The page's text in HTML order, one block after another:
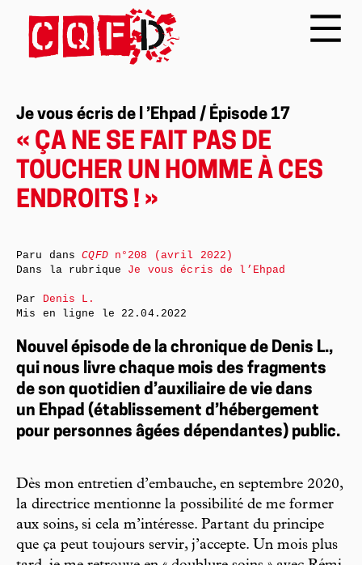
Je vous écris de l ’Ehpad / Épisode 17
« ÇA NE SE FAIT PAS DE
TOUCHER UN HOMME À CES
ENDROITS ! »
Nouvel épisode de la chronique de Denis L.,
qui nous livre chaque mois des fragments
de son quotidien d’auxiliaire de vie dans
un Ehpad (établissement d’hébergement
pour personnes âgées dépendantes) public.
Dès mon entretien d’embauche, en septembre 2020,
la directrice mentionne la possibilité de me former
aux soins, si cela m’intéresse. Partant du principe
que ça peut toujours servir, j’accepte. Un mois plus
Paru dansCQFDn°208 (avril 2022)
Dans la rubrique Je vous écris de l’Ehpad
Par Denis L.
Mis en ligne le 22.04.2022